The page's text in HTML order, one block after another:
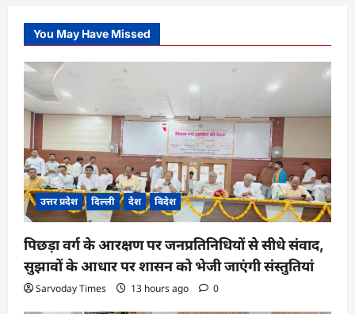
You May Have Missed
उत्तर प्रदेश दिल्ली देश विदेश
पिछड़ा वर्ग के आरक्षण पर जनप्रतिनिधियों से सीधे संवाद,
सुझावों के आधार पर शासन को भेजी जाएंगी संस्तुतियां
Sarvoday Times 13 hours ago 0